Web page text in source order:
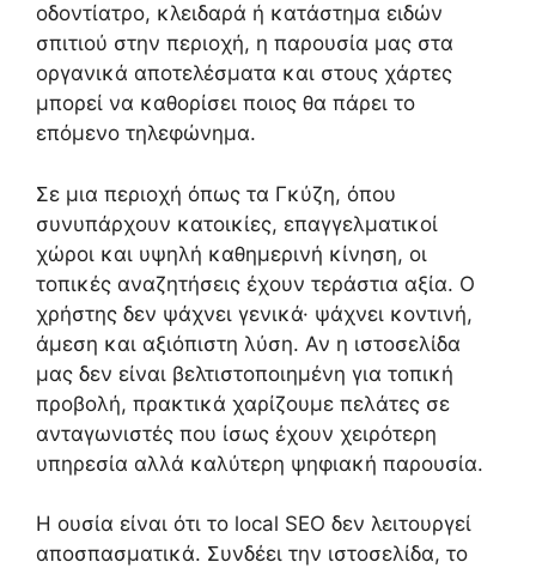
οδοντίατρο, κλειδαρά ή κατάστημα ειδών
σπιτιού στην περιοχή, η παρουσία μας στα
οργανικά αποτελέσματα και στους χάρτες
μπορεί να καθορίσει ποιος θα πάρει το
επόμενο τηλεφώνημα.
Σε μια περιοχή όπως τα Γκύζη, όπου
συνυπάρχουν κατοικίες, επαγγελματικοί
χώροι και υψηλή καθημερινή κίνηση, οι
τοπικές αναζητήσεις έχουν τεράστια αξία. Ο
χρήστης δεν ψάχνει γενικά· ψάχνει κοντινή,
άμεση και αξιόπιστη λύση. Αν η ιστοσελίδα
μας δεν είναι βελτιστοποιημένη για τοπική
προβολή, πρακτικά χαρίζουμε πελάτες σε
ανταγωνιστές που ίσως έχουν χειρότερη
υπηρεσία αλλά καλύτερη ψηφιακή παρουσία.
Η ουσία είναι ότι το local SEO δεν λειτουργεί
αποσπασματικά. Συνδέει την ιστοσελίδα, το